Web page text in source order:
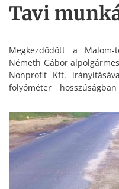
Tavi
Megkezdődött a
Németh Gábor
Nonprofit Kft.
folyóméter
szemben.